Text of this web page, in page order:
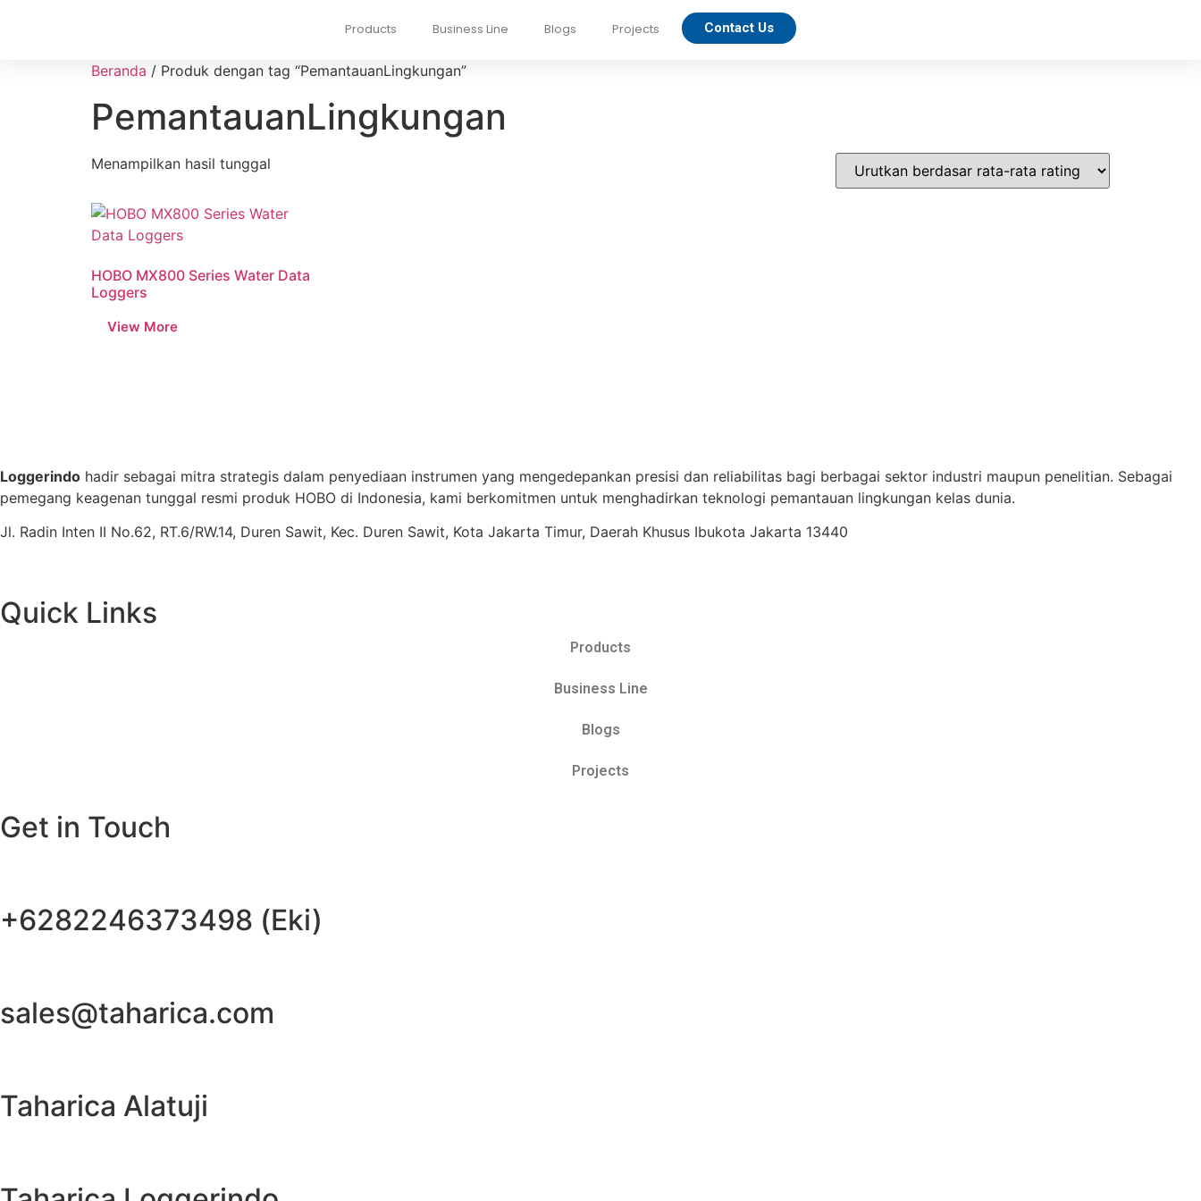
Products Business Line Blogs Projects Contact Us
Beranda / Produk dengan tag “PemantauanLingkungan”
PemantauanLingkungan
Menampilkan hasil tunggal
HOBO MX800 Series Water Data
Loggers
Loggerindo hadir sebagai mitra strategis dalam penyediaan instrumen yang mengedepankan presisi dan reliabilitas bagi berbagai sektor industri maupun penelitian. Sebagai
pemegang keagenan tunggal resmi produk HOBO di Indonesia, kami berkomitmen untuk menghadirkan teknologi pemantauan lingkungan kelas dunia.
Jl. Radin Inten II No.62, RT.6/RW.14, Duren Sawit, Kec. Duren Sawit, Kota Jakarta Timur, Daerah Khusus Ibukota Jakarta 13440
Quick Links
Products
Business Line
Blogs
Projects
Get in Touch
+6282246373498 (Eki)
sales@taharica.com
Taharica Alatuji